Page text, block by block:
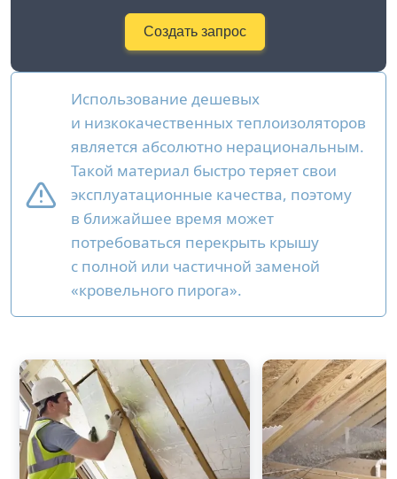
Создать запрос
Использование дешевых
и низкокачественных теплоизоляторов
является абсолютно нерациональным.
Такой материал быстро теряет свои
эксплуатационные качества, поэтому
в ближайшее время может
потребоваться перекрыть крышу
с полной или частичной заменой
«кровельного пирога».